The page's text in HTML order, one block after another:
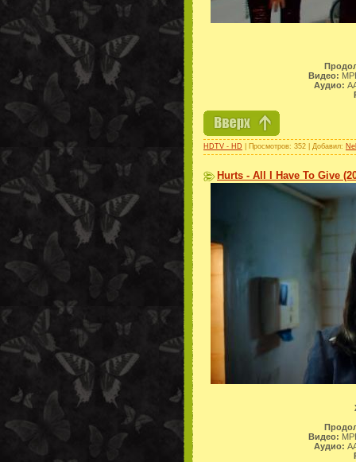
Видео:
Аудио:
HDTV - HD | Просмотров: 352 | Добавил:
Hurts - All I Have To Give
Видео:
Аудио: